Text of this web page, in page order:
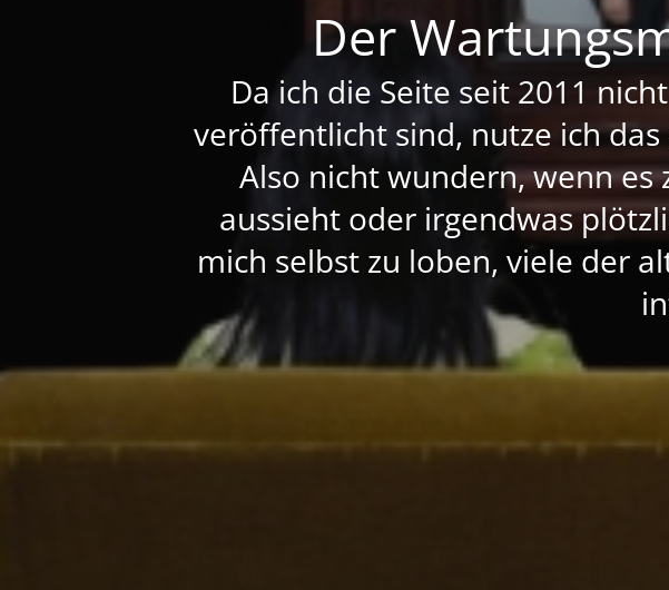
Der
Da ich die Seite seit 2011
veröffentlicht sind, nutze ich
Also nicht wundern, wenn
aussieht oder irgendwas
mich selbst zu loben, viele der